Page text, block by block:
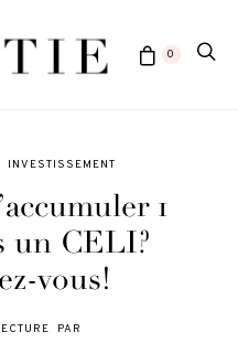
0
INVESTISSEMENT
1
un CELI?
vous!
PAR